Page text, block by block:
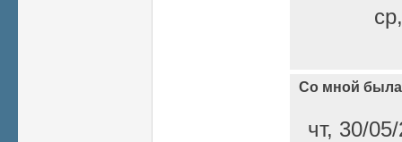
Со мной была
чт, 30/